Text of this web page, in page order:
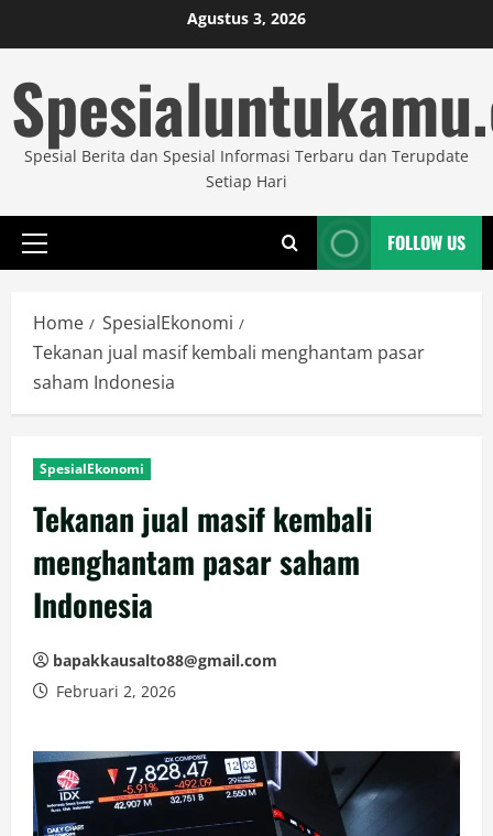
to
Agustus 3, 2026
Spesial Berita dan Spesial Informasi Terbaru dan Terupdate
Setiap Hari
Primary
FOLLOW US
Home
SpesialEkonomi
Tekanan jual masif kembali menghantam pasar
saham Indonesia
SpesialEkonomi
Tekanan jual masif kembali
menghantam pasar saham
Indonesia
bapakkausalto88@gmail.com
Februari 2, 2026